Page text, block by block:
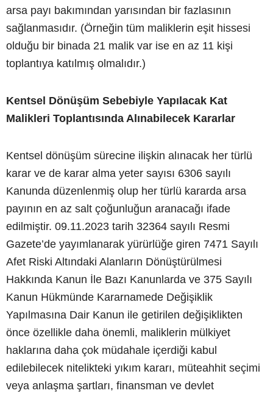
arsa payı bakımından yarısından bir fazlasının
sağlanmasıdır. (Örneğin tüm maliklerin eşit hissesi
olduğu bir binada 21 malik var ise en az 11 kişi
toplantıya katılmış olmalıdır.)
Kentsel Dönüşüm Sebebiyle Yapılacak Kat
Malikleri Toplantısında Alınabilecek Kararlar
Kentsel dönüşüm sürecine ilişkin alınacak her türlü
karar ve de karar alma yeter sayısı 6306 sayılı
Kanunda düzenlenmiş olup her türlü kararda arsa
payının en az salt çoğunluğun aranacağı ifade
edilmiştir. 09.11.2023 tarih 32364 sayılı Resmi
Gazete’de yayımlanarak yürürlüğe giren 7471 Sayılı
Afet Riski Altındaki Alanların Dönüştürülmesi
Hakkında Kanun İle Bazı Kanunlarda ve 375 Sayılı
Kanun Hükmünde Kararnamede Değişiklik
Yapılmasına Dair Kanun ile getirilen değişiklikten
önce özellikle daha önemli, maliklerin mülkiyet
haklarına daha çok müdahale içerdiği kabul
edilebilecek nitelikteki yıkım kararı, müteahhit seçimi
veya anlaşma şartları, finansman ve devlet